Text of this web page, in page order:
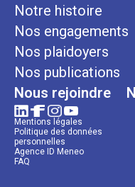
Notre histoire
Nos engagements
Nos plaidoyers
Nos publications
Nous rejoindre
Mentions légales
Politique des données
personnelles
Agence ID Meneo
FAQ